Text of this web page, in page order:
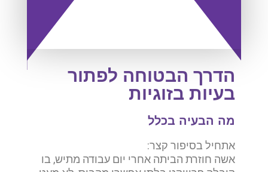
הדרך הבטוחה לפתור
בעיות בזוגיות
מה הבעיה בכלל
אתחיל בסיפור קצר:
אשה חוזרת הביתה אחרי יום עבודה מתיש, בו